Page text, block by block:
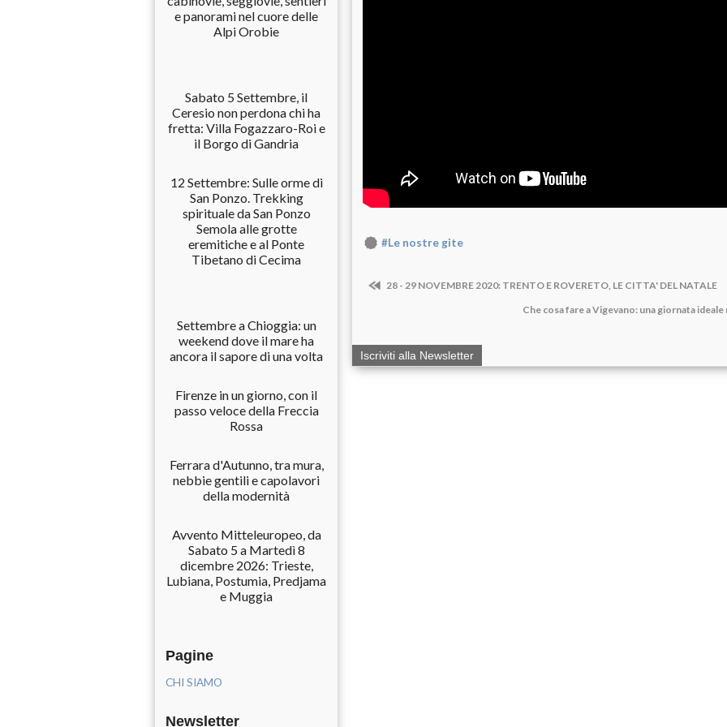
e panorami nel cuore delle
Alpi Orobie
Sabato 5 Settembre, il
Ceresio non perdona chi ha
fretta: Villa Fogazzaro-Roi e
il Borgo di Gandria
12 Settembre: Sulle orme di
San Ponzo. Trekking
spirituale da San Ponzo
Semola alle grotte
eremitiche e al Ponte
Tibetano di Cecima
Settembre a Chioggia: un
weekend dove il mare ha
ancora il sapore di una volta
Firenze in un giorno, con il
passo veloce della Freccia
Rossa
Ferrara d'Autunno, tra mura,
nebbie gentili e capolavori
della modernità
Avvento Mitteleuropeo, da
Sabato 5 a Martedì 8
dicembre 2026: Trieste,
Lubiana, Postumia, Predjama
e Muggia
Pagine
CHI SIAMO
Newsletter
#Le nostre gite
28 - 29 NOVEMBRE 2020: TRENTO E ROVERETO, LE CITTA' DEL NATALE
Che cosa fare a Vigevano: una giornata
Iscriviti alla Newsletter